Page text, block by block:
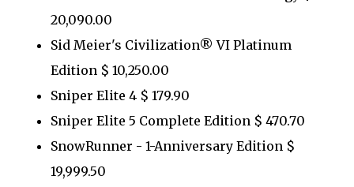
20,090.00
Sid Meier's Civilization® VI Platinum
Edition $ 10,250.00
Sniper Elite 4 $ 179.90
Sniper Elite 5 Complete Edition $ 470.70
SnowRunner - 1-Anniversary Edition $
19,999.50